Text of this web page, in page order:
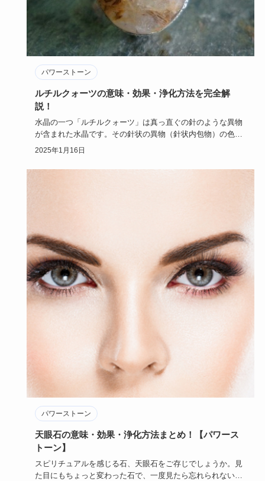
パワーストーン
ルチルクォーツの意味・効果・浄化方法を完全解
説！
水晶の一つ「ルチルクォーツ」は真っ直ぐの針のような異物
が含まれた水晶です。その針状の異物（針状内包物）の色に
よって石の見た…
2025年1月16日
パワーストーン
天眼石の意味・効果・浄化方法まとめ！【パワース
トーン】
スピリチュアルを感じる石、天眼石をご存じでしょうか。見
た目にもちょっと変わった石で、一度見たら忘れられない佇